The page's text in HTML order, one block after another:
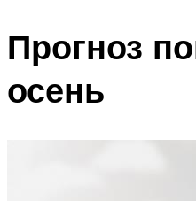
Прогноз
осень